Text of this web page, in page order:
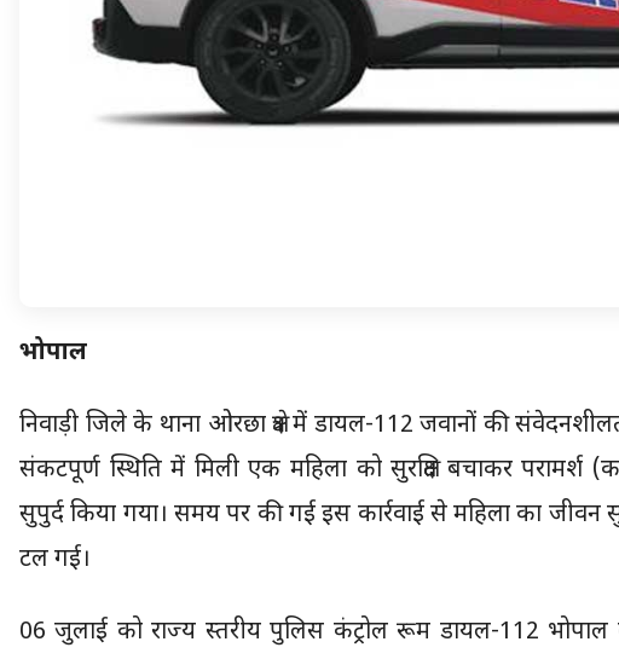
भोपाल
निवाड़ी जिले के थाना ओरछा क्षेत्र में डायल-112 जवानों की
संकटपूर्ण स्थिति में मिली एक महिला को सुरक्षित बचाकर
सुपुर्द किया गया। समय पर की गई इस कार्रवाई से महिला का जीवन
टल गई।
06 जुलाई को राज्य स्तरीय पुलिस कंट्रोल रूम डायल-112 भोपाल